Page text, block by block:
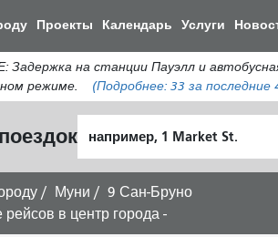
Проекты Календарь Услуги
на станции Пауэлл и
режиме.
(Подробнее: 33 за последние
местоположение
Муни
9 Сан-Бруно
в центр города -